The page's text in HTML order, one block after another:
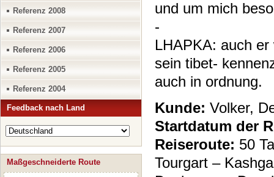
Referenz 2008
Referenz 2007
Referenz 2006
Referenz 2005
Referenz 2004
Feedback nach Land
Maßgeschneiderte Route
und um mich
-
LHAPKA: auch
sein tibet-
auch in ordnung.
Kunde: Volker,
Startdatum der
Reiseroute: 50
Tourgart –